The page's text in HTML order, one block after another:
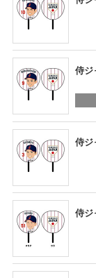
侍
侍
侍